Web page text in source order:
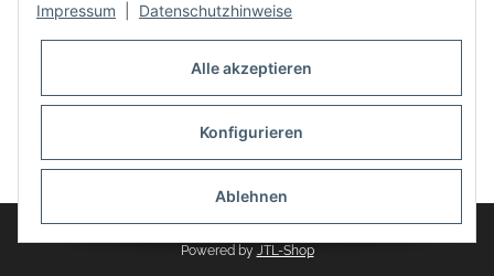
* Alle Preise inkl. gesetzlicher USt., zzgl.Versand
Powered by JTL-Shop
Impressum Datenschutzhinweise
Alle akzeptieren
Konfigurieren
Ablehnen